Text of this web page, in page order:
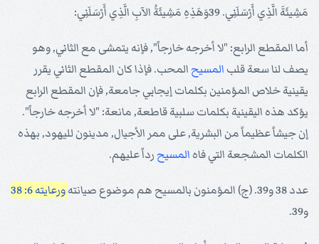
مَشِيئَةَ الَّذِي أَرْسَلَنِي. 39وَهَذِهِ مَشِيئَةُ الآبِ الَّذِي أَرْسَلَنِي:
أما المقطع الرابع: "لا أخرجه خارجاً", فإنه يتمشى مع الثاني, وهو
يصف لنا سعة قلب المسيح المحب. فإذا كان المقطع الثاني يقرر
يقينية خلاص المؤمنين بكلمات إيجابي جامعة, فإن المقطع الرابع
يؤكد هذه اليقينية بكلمات سلبية قاطعة, مانعة: "لا أخرجه خارجاً".
إن جيشاً عظيماً من البشرية, على ممر الأجيال, مدينون لليهود, بهذه
الكلمات المشجعة التي فاه المسيح رداً عليهم.
عدد 38 و39. (ج) المؤمنون بالمسيح هم موضوع صيانته
ورعايته 6: 38
و39.